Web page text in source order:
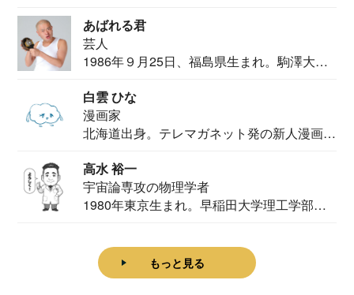
あばれる君
芸人
1986年９月25日、福島県生まれ。駒澤大学
白雲 ひな
漫画家
北海道出身。テレマガネット発の新人漫画
高水 裕一
宇宙論専攻の物理学者
1980年東京生まれ。早稲田大学理工学部物
もっと見る